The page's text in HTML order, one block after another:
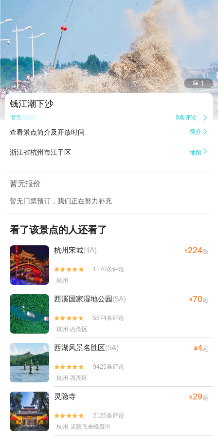
 1
钱江潮下沙
暂无点评 0条评论 
查看景点简介及开放时间 简介 
浙江省杭州市江干区 地图 
暂无报价
暂无门票预订，我们正在努力补充
看了该景点的人还看了
杭州宋城(4A) ¥224起


1170条评论
杭州
西溪国家湿地公园(5A) ¥70起


5874条评论
杭州·西湖区
西湖风景名胜区(5A) ¥4起


9425条评论
杭州·西湖区
灵隐寺 ¥29起


2125条评论
杭州·灵隐飞来峰景区